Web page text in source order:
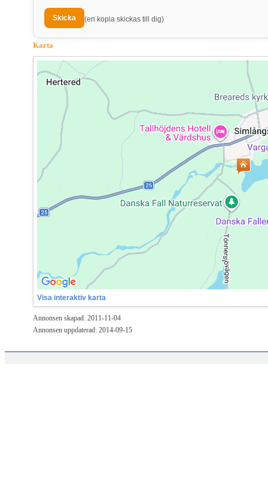
(en kopia skickas till dig)
Karta
Visa interaktiv karta
Annonsen skapad: 2011-11-04
Annonsen uppdaterad: 2014-09-15